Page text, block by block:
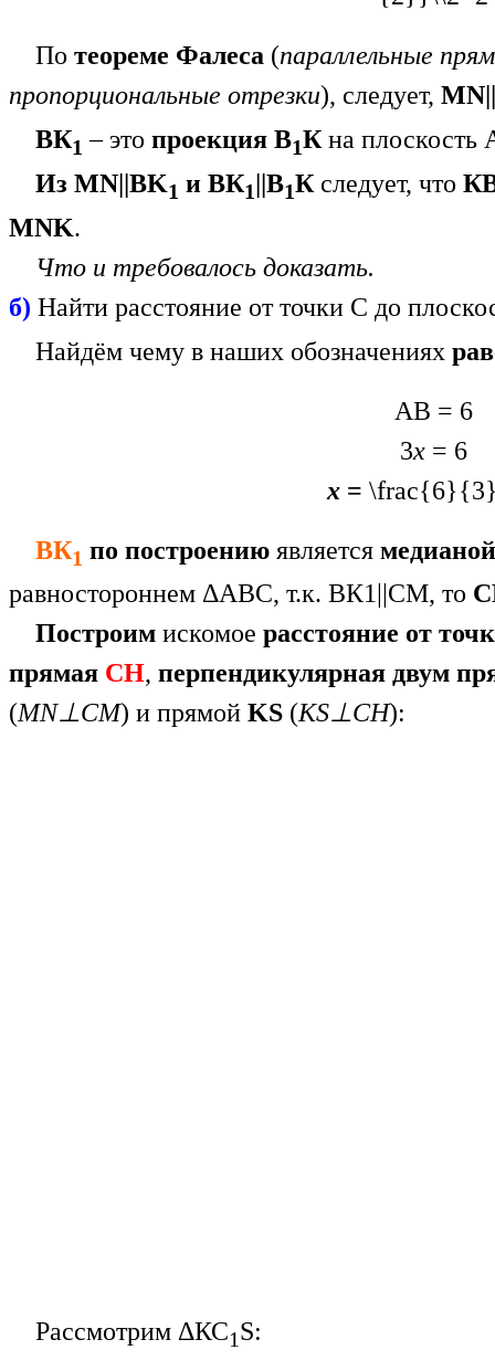
По теореме Фалеса (параллельные
пропорциональные отрезки), следует,
ВК1 – это проекция В1Кна плоскость
Из MN||BK1 и ВК1||В1К следует, что
MNK.
Что и требовалось доказать.
б) Найти расстояние от точки С до
Найдём чему в наших обозначениях
АВ = 6
3х= 6
х=
ВК1 по построению является медианой
равностороннем ΔАВС, т.к. ВК1||CM, то
Построим искомое расстояние от
прямая СН, перпендикулярная двум
(MN⊥CM) и прямой KS (KS⊥СН):
Рассмотрим ΔКС1S: